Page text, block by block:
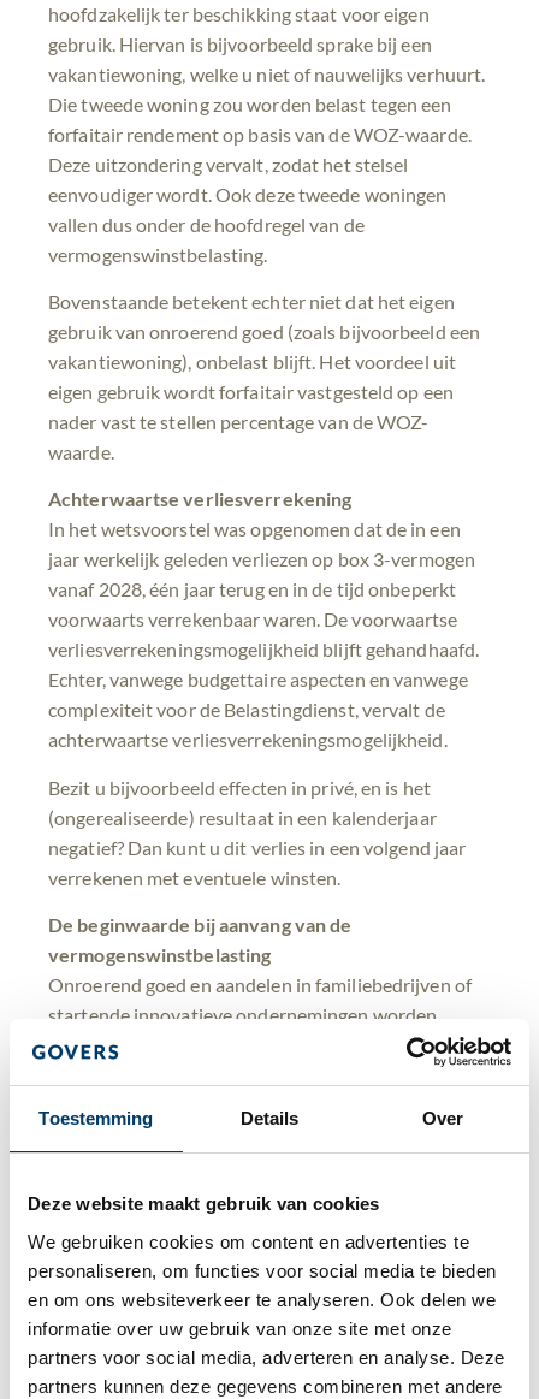
Toestemming Details Over
Deze website maakt gebruik van cookies
We gebruiken cookies om content en advertenties te
personaliseren, om functies voor social media te bieden
en om ons websiteverkeer te analyseren. Ook delen we
informatie over uw gebruik van onze site met onze
partners voor social media, adverteren en analyse. Deze
partners kunnen deze gegevens combineren met andere
hoofdzakelijk ter beschikking staat voor eigen
gebruik. Hiervan is bijvoorbeeld sprake bij een
vakantiewoning, welke u niet of nauwelijks verhuurt.
Die tweede woning zou worden belast tegen een
forfaitair rendement op basis van de WOZ-waarde.
Deze uitzondering vervalt, zodat het stelsel
eenvoudiger wordt. Ook deze tweede woningen
vallen dus onder de hoofdregel van de
vermogenswinstbelasting.
Bovenstaande betekent echter niet dat het eigen
gebruik van onroerend goed (zoals bijvoorbeeld een
vakantiewoning), onbelast blijft. Het voordeel uit
eigen gebruik wordt forfaitair vastgesteld op een
nader vast te stellen percentage van de WOZ-
waarde.
Achterwaartse verliesverrekening
In het wetsvoorstel was opgenomen dat de in een
jaar werkelijk geleden verliezen op box 3-vermogen
vanaf 2028, één jaar terug en in de tijd onbeperkt
voorwaarts verrekenbaar waren. De voorwaartse
verliesverrekeningsmogelijkheid blijft gehandhaafd.
Echter, vanwege budgettaire aspecten en vanwege
complexiteit voor de Belastingdienst, vervalt de
achterwaartse verliesverrekeningsmogelijkheid.
Bezit u bijvoorbeeld effecten in privé, en is het
(ongerealiseerde) resultaat in een kalenderjaar
negatief? Dan kunt u dit verlies in een volgend jaar
verrekenen met eventuele winsten.
De beginwaarde bij aanvang van de
vermogenswinstbelasting
Onroerend goed en aandelen in familiebedrijven of
startende innovatieve ondernemingen worden
betrokken in de vermogenswinstbelasting. De
deze vermogensbestanddelen in de heffing wordt
In het wetsvoorstel was niet nader gespecificeerd
wat wordt verstaan onder de ‘verkrijgingsprijs’. Nu is
bepaald dat deze verkrijgingsprijs wordt gesteld op
de waarde in het economische verkeer per 1 januari
2027 voor vermogensbestanddelen onder de
vermogenswinstbelasting die vóór dat tijdstip al in
uw bezit waren.